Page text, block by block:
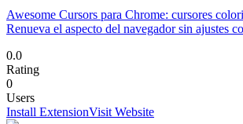
Awesome Cursors para Chrome: cursores
Renueva el aspecto del navegador sin ajustes
0.0
Rating
0
Users
Install ExtensionVisit Website